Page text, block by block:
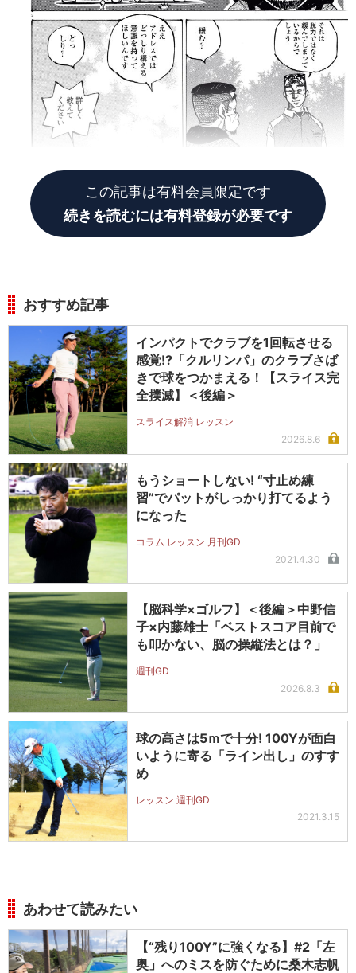
この記事は有料会員限定です
続きを読むには有料登録が必要です
おすすめ記事
インパクトでクラブを1回転させる
感覚!?「クルリンパ」のクラブさば
きで球をつかまえる！【スライス完
全撲滅】＜後編＞
スライス解消 レッスン
2026.8.6
もうショートしない! “寸止め練
習”でパットがしっかり打てるよう
になった
コラム レッスン 月刊GD
2021.4.30
【脳科学×ゴルフ】＜後編＞中野信
子×内藤雄士「ベストスコア目前で
も叩かない、脳の操縦法とは？」
週刊GD
2026.8.3
球の高さは5ｍで十分! 100Yが面白
いように寄る「ライン出し」のすす
め
レッスン 週刊GD
2021.3.15
あわせて読みたい
【“残り100Y”に強くなる】#2「左
奥」へのミスを防ぐために桑木志帆